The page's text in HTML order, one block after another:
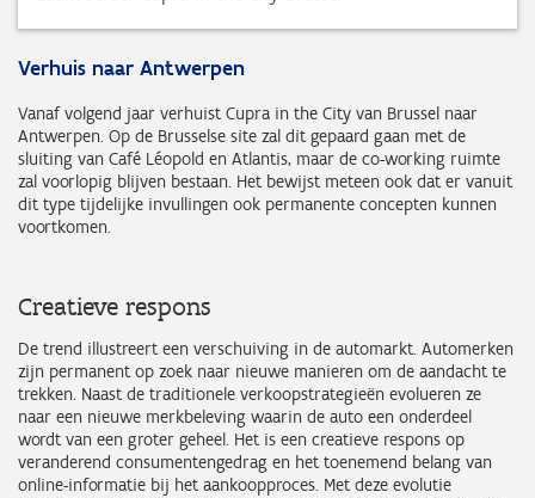
Verhuis naar Antwerpen
Vanaf volgend jaar verhuist Cupra in the City van Brussel naar
Antwerpen. Op de Brusselse site zal dit gepaard gaan met de
sluiting van Café Léopold en Atlantis, maar de co-working ruimte
zal voorlopig blijven bestaan. Het bewijst meteen ook dat er vanuit
dit type tijdelijke invullingen ook permanente concepten kunnen
voortkomen.
Creatieve respons
De trend illustreert een verschuiving in de automarkt. Automerken
zijn permanent op zoek naar nieuwe manieren om de aandacht te
trekken. Naast de traditionele verkoopstrategieën evolueren ze
naar een nieuwe merkbeleving waarin de auto een onderdeel
wordt van een groter geheel. Het is een creatieve respons op
veranderend consumentengedrag en het toenemend belang van
online-informatie bij het aankoopproces. Met deze evolutie